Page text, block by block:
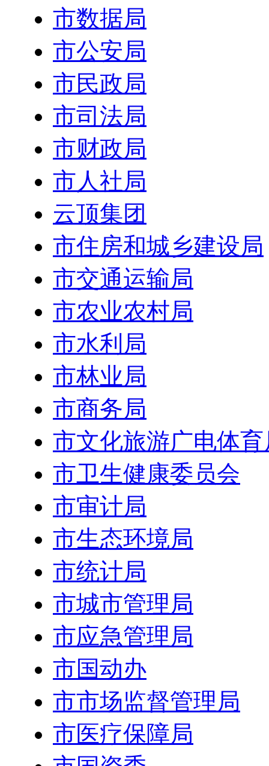
市数据局
市公安局
市民政局
市司法局
市财政局
市人社局
云顶集团
市住房和城乡建设局
市交通运输局
市农业农村局
市水利局
市林业局
市商务局
市文化旅游广电体育
市卫生健康委员会
市审计局
市生态环境局
市统计局
市城市管理局
市应急管理局
市国动办
市市场监督管理局
市医疗保障局